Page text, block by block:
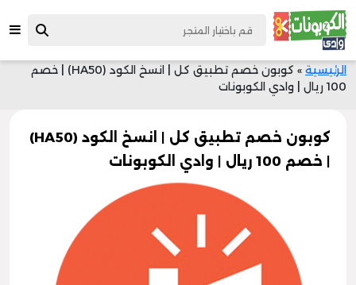
الرئيسية »
كوبون خصم تطبيق كل | انسخ الكود (HA50) | خصم
100 ريال | وادي الكوبونات
كوبون خصم تطبيق كل | انسخ الكود (HA50)
| خصم 100 ريال | وادي الكوبونات